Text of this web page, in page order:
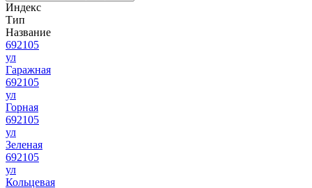
Индекс
Тип
Название
692105
ул
Гаражная
692105
ул
Горная
692105
ул
Зеленая
692105
ул
Кольцевая